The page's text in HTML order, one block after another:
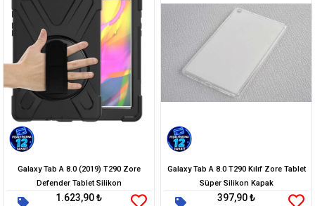
Galaxy Tab A 8.0 (2019) T290 Zore
Defender Tablet Silikon
1.623,90 ₺
Galaxy Tab A 8.0 T290 Kılıf Zore Tablet
Süper Silikon Kapak
397,90 ₺